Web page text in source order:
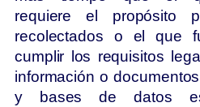
requiere el propósito
recolectados o el que
cumplir los requisitos
información o
y bases de datos